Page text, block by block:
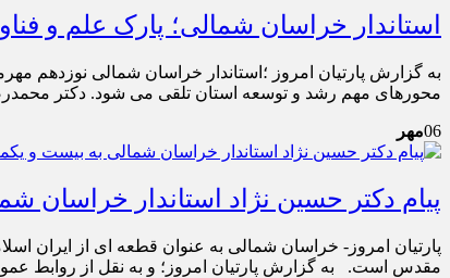
استاندار خراسان شمالی؛ پارک علم و
به گزارش پارتیان امروز ؛استاندار خراسان شمالی نوزدهم
محورهای مهم رشد و توسعه استان تلقی می شود. دکتر
06مهر
پیام دکتر حسین نژاد استاندار خراسان
پارتیان امروز- خراسان شمالی به عنوان قطعه ای از ایران
مقدس است. به گزارش پارتیان امروز؛ و به نقل از روابط